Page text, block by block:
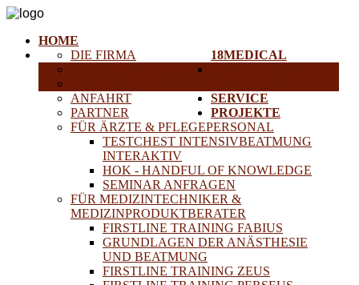
HOME
18MEDICAL
DIE FIRMA
ANFAHRT
PARTNER
FÜR ÄRZTE & PFLEGEPERSONAL
TESTCHEST INTENSIVBEATMUNG
INTERAKTIV
HOK - HANDFUL OF KNOWLEDGE
SEMINAR ANFRAGEN
FÜR MEDIZINTECHNIKER &
MEDIZINPRODUKTBERATER
FIRSTLINE TRAINING FABIUS
GRUNDLAGEN DER ANÄSTHESIE
UND BEATMUNG
FIRSTLINE TRAINING ZEUS
SERVICE
PROJEKTE